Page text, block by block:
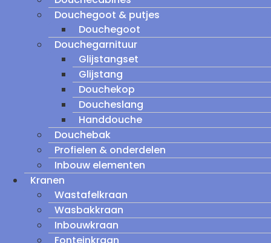
Douchegoot & putjes
Douchegoot
Douchegarnituur
Glijstangset
Glijstang
Douchekop
Doucheslang
Handdouche
Douchebak
Profielen & onderdelen
Inbouw elementen
Kranen
Wastafelkraan
Wasbakkraan
Inbouwkraan
Fonteinkraan